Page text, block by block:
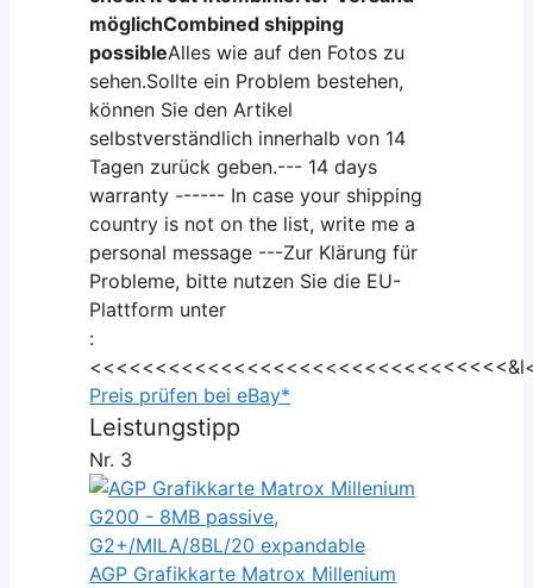
möglichCombined shipping
possibleAlles wie auf den Fotos zu
sehen.Sollte ein Problem bestehen,
können Sie den Artikel
selbstverständlich innerhalb von 14
Tagen zurück geben.--- 14 days
warranty ------ In case your shipping
country is not on the list, write me a
personal message ---Zur Klärung für
Probleme, bitte nutzen Sie die EU-
Plattform unter
:
Preis prüfen bei eBay*
Leistungstipp
Nr. 3
AGP Grafikkarte Matrox Millenium